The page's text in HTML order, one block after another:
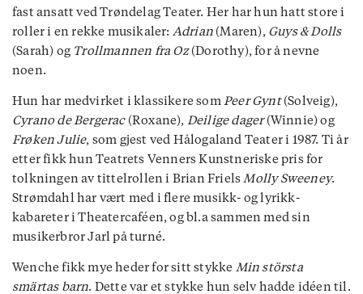
fast ansatt ved Trøndelag Teater. Her har hun hatt store i
roller i en rekke musikaler: Adrian (Maren), Guys & Dolls
(Sarah) og Trollmannen fra Oz(Dorothy), for å nevne
noen.
Hun har medvirket i klassikere som Peer Gynt(Solveig),
Cyrano de Bergerac(Roxane), Deilige dager(Winnie) og
Frøken Julie, som gjest ved Hålogaland Teater i 1987. Ti år
etter fikk hun Teatrets Venners Kunstneriske pris for
tolkningen av tittelrollen i Brian Friels Molly Sweeney.
Strømdahl har vært med i flere musikk- og lyrikk-
kabareter i Theatercaféen, og bl.a sammen med sin
musikerbror Jarl på turné.
Wenche fikk mye heder for sitt stykke Min största
smärtas barn. Dette var et stykke hun selv hadde idéen til.